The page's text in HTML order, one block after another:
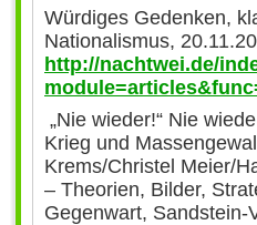
Würdiges Gedenken,
Nationalismus,
http://nachtwei.de/
„Nie wieder!“ Nie
Krieg und
Krems/Christel Meier/
– Theorien, Bilder,
Gegenwart, Sandstein-